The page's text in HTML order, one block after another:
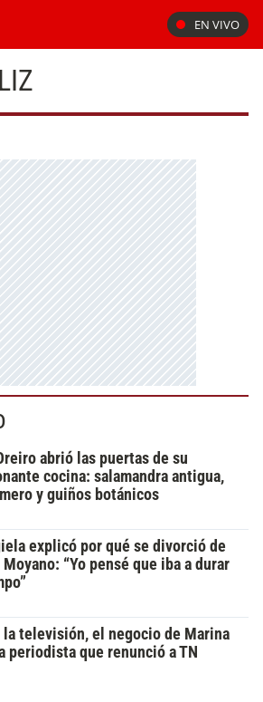
EN VIVO
abrió las puertas de su
cocina: salamandra antigua,
y guiños botánicos
explicó por qué se divorció de
Moyano: “Yo pensé que iba a durar
la televisión, el negocio de Marina
periodista que renunció a TN